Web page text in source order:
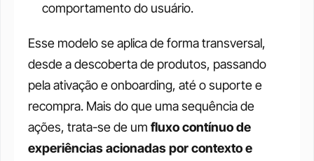
comportamento do usuário.
Esse modelo se aplica de forma transversal,
desde a descoberta de produtos, passando
pela ativação e onboarding, até o suporte e
recompra. Mais do que uma sequência de
ações, trata-se de um fluxo contínuo de
experiências acionadas por contexto e